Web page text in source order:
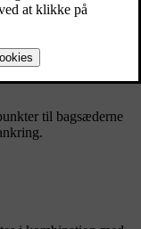
til bagsæderne